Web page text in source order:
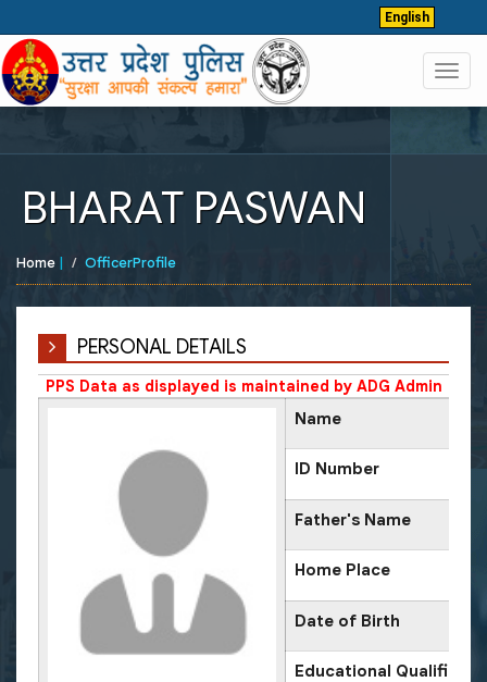
English
BHARAT PASWAN
Home | OfficerProfile
PERSONAL DETAILS
PPS Data as displayed is maintained by ADG Admin
Name
ID Number
Father's Name
Home Place
Date of Birth
Educational